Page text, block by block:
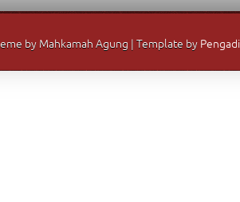
by Mahkamah Agung | Template by